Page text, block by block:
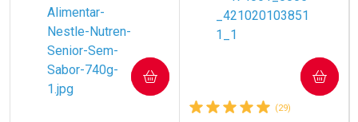
COMPRAR
(29)
COMPRAR